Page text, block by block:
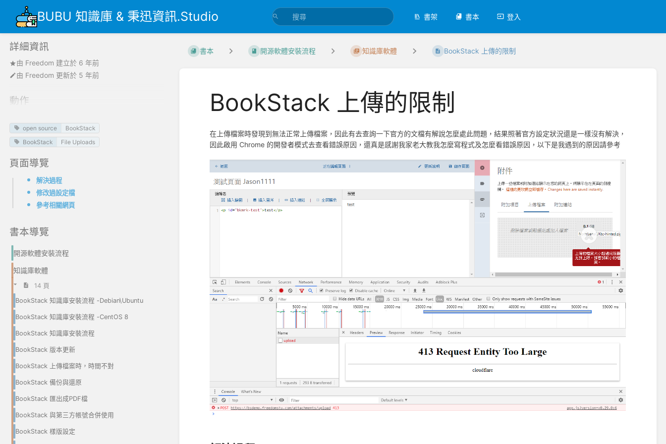
BUBU 知識庫 & 秉迅資訊.Studio 書架 書本 登入
詳細資訊
由 Freedom 建立於 6 年前
由 Freedom 更新於 5 年前
動作
open source
BookStack
BookStack
File Uploads
頁面導覽
解決過程
修改過設定檔
參考相關網頁
書本導覽
開源軟體安裝流程
知識庫軟體
14 頁
BookStack 知識庫安裝流程 -Debian\Ubuntu
BookStack 知識庫安裝流程 -CentOS 8
BookStack 知識庫安裝流程
BookStack 版本更新
BookStack 上傳檔案時，時間不對
BookStack 備份與還原
BookStack 匯出成PDF檔
BookStack 與第三方帳號合併使用
BookStack 樣版設定
書本 開源軟體安裝流程 知識庫軟體 BookStack 上傳的限制
BookStack 上傳的限制
在上傳檔案時發現到無法正常上傳檔案，因此有去查詢一下官方的文檔有解說怎麼處此問題，結果照著官方設定狀況還是一樣沒有解決，
因此啟用 Chrome 的開發者模式去查看錯誤原因，還真是感謝我家老大教我怎麼寫程式及怎麼看錯誤原因，以下是我遇到的原因請參考